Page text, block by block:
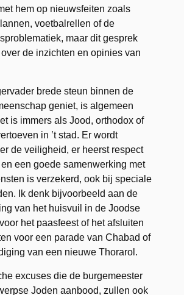
hem op nieuwsfeiten zoals
voetbalrellen of de
maar dit gesprek
de inzichten en opinies van
brede steun binnen de
geniet, is algemeen
is immers als Jood, orthodox of
in ’t stad. Er wordt
de veiligheid, er heerst respect
een goede samenwerking met
is verzekerd, ook bij speciale
Ik denk bijvoorbeeld aan de
van het huisvuil in de Joodse
het paasfeest of het afsluiten
voor een parade van Chabad of
van een nieuwe Thorarol.
excuses die de burgemeester
Joden aanbood, zullen ook